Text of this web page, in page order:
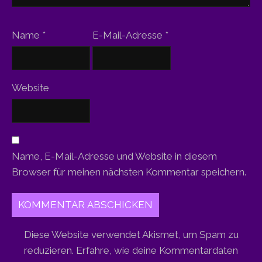
Name * E-Mail-Adresse *
Website
Name, E-Mail-Adresse und Website in diesem
Browser für meinen nächsten Kommentar speichern.
Diese Website verwendet Akismet, um Spam zu
reduzieren. Erfahre, wie deine Kommentardaten